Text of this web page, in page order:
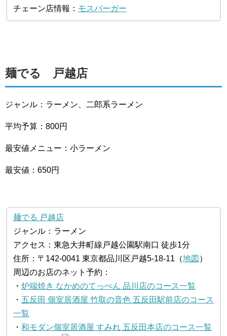
チェーン店情報： モスバーガー
麺でる 戸越店
ジャンル：ラーメン、二郎系ラーメン
平均予算：800円
最安値メニュー：小ラーメン
最安値：650円
麺でる 戸越店
ジャンル：ラーメン
アクセス：東急大井町線戸越公園駅南口 徒歩1分
住所：〒142-0041 東京都品川区戸越5-18-11（地図 ）
周辺のお店のネット予約：
・ 炉端焼き なかめのてっぺん 品川店のコース一覧
・ 五反田 個室居酒屋 竹取の音色 五反田駅前店のコース
一覧
・ 和モダン個室居酒屋 すみれ 五反田本店のコース一覧